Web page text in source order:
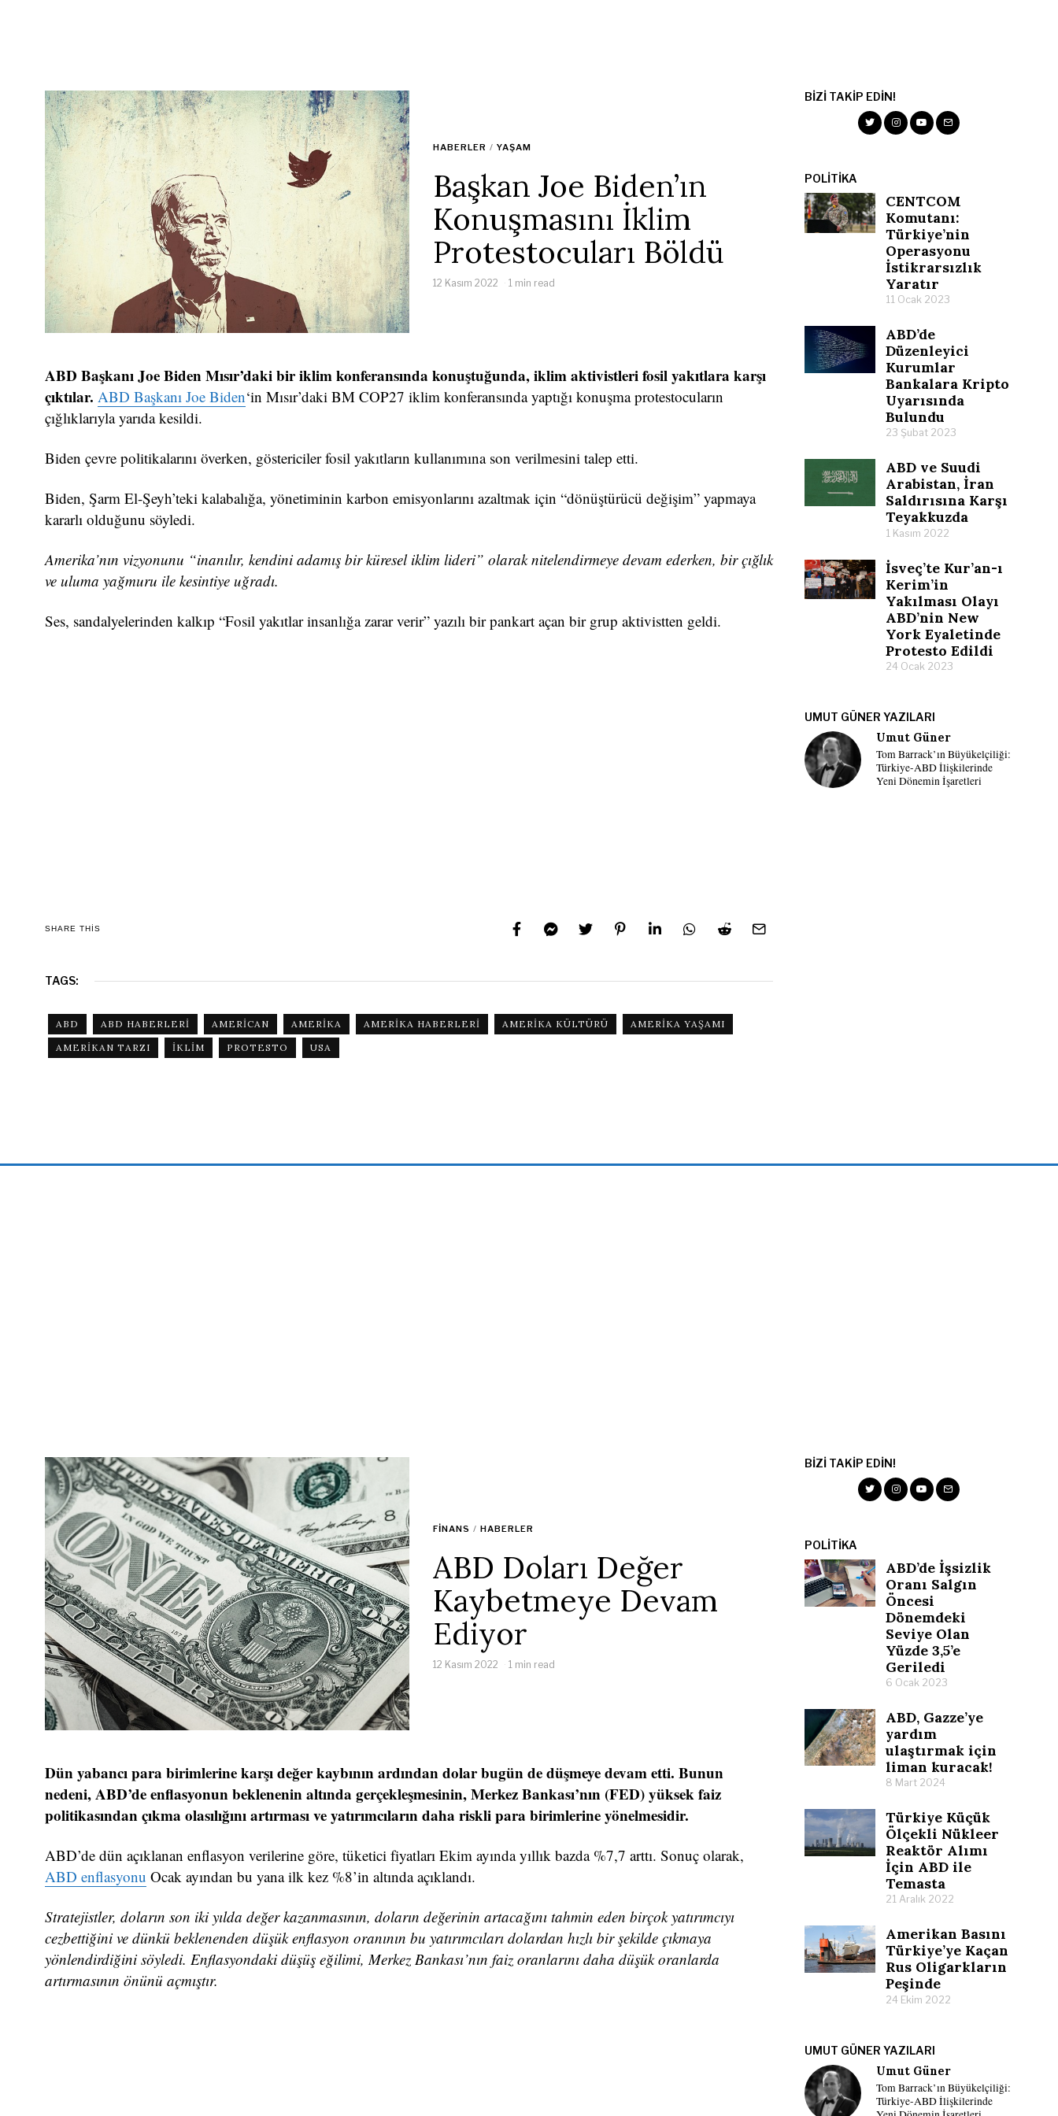
HABERLER / YAŞAM
Başkan Joe Biden’ın
Konuşmasını İklim
Protestocuları Böldü
12 Kasım 2022 1 min read
ABD Başkanı Joe Biden Mısır’daki bir iklim konferansında konuştuğunda, iklim aktivistleri fosil yakıtlara karşı
çıktılar. ABD Başkanı Joe Biden‘in Mısır’daki BM COP27 iklim konferansında yaptığı konuşma protestocuların
çığlıklarıyla yarıda kesildi.
Biden çevre politikalarını överken, göstericiler fosil yakıtların kullanımına son verilmesini talep etti.
Biden, Şarm El-Şeyh’teki kalabalığa, yönetiminin karbon emisyonlarını azaltmak için “dönüştürücü değişim” yapmaya
kararlı olduğunu söyledi.
Amerika’nın vizyonunu “inanılır, kendini adamış bir küresel iklim lideri” olarak nitelendirmeye devam ederken, bir çığlık
ve uluma yağmuru ile kesintiye uğradı.
Ses, sandalyelerinden kalkıp “Fosil yakıtlar insanlığa zarar verir” yazılı bir pankart açan bir grup aktivistten geldi.
SHARE THIS
TAGS:
ABD ABD HABERLERI AMERICAN AMERIKA AMERIKA HABERLERI AMERIKA KÜLTÜRÜ
AMERIKA YAŞAMI
AMERIKAN TARZI
IKLIM PROTESTO USA
BIZI TAKIP EDIN!
POLITIKA
CENTCOM
Komutanı:
Türkiye’nin
Operasyonu
İstikrarsızlık
Yaratır
11 Ocak 2023
ABD’de
Düzenleyici
Kurumlar
Bankalara Kripto
Uyarısında
Bulundu
23 Şubat 2023
ABD ve Suudi
Arabistan, İran
Saldırısına Karşı
Teyakkuzda
1 Kasım 2022
İsveç’te Kur’an-ı
Kerim’in
Yakılması Olayı
ABD’nin New
York Eyaletinde
Protesto Edildi
24 Ocak 2023
UMUT GÜNER YAZILARI
Umut Güner
Tom Barrack’ın Büyükelçiliği:
Türkiye-ABD İlişkilerinde
Yeni Dönemin İşaretleri
FINANS / HABERLER
ABD Doları Değer
Kaybetmeye Devam
Ediyor
12 Kasım 2022 1 min read
Dün yabancı para birimlerine karşı değer kaybının ardından dolar bugün de düşmeye devam etti. Bunun
nedeni, ABD’de enflasyonun beklenenin altında gerçekleşmesinin, Merkez Bankası’nın (FED) yüksek faiz
politikasından çıkma olasılığını artırması ve yatırımcıların daha riskli para birimlerine yönelmesidir.
ABD’de dün açıklanan enflasyon verilerine göre, tüketici fiyatları Ekim ayında yıllık bazda %7,7 arttı. Sonuç olarak,
ABD enflasyonu Ocak ayından bu yana ilk kez %8’in altında açıklandı.
Stratejistler, doların son iki yılda değer kazanmasının, doların değerinin artacağını tahmin eden birçok yatırımcıyı
cezbettiğini ve dünkü beklenenden düşük enflasyon oranının bu yatırımcıları dolardan hızlı bir şekilde çıkmaya
yönlendirdiğini söyledi. Enflasyondaki düşüş eğilimi, Merkez Bankası’nın faiz oranlarını daha düşük oranlarda
artırmasının önünü açmıştır.
BIZI TAKIP EDIN!
POLITIKA
ABD’de İşsizlik
Oranı Salgın
Öncesi
Dönemdeki
Seviye Olan
Yüzde 3,5’e
Geriledi
6 Ocak 2023
ABD, Gazze’ye
yardım
ulaştırmak için
liman kuracak!
8 Mart 2024
Türkiye Küçük
Ölçekli Nükleer
Reaktör Alımı
İçin ABD ile
Temasta
21 Aralık 2022
Amerikan Basını
Türkiye’ye Kaçan
Rus Oligarkların
Peşinde
24 Ekim 2022
UMUT GÜNER YAZILARI
Umut Güner
Tom Barrack’ın Büyükelçiliği:
Türkiye-ABD İlişkilerinde